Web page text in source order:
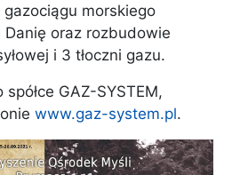
morskiego
Danię oraz rozbudowie
i 3 tłoczni gazu.
GAZ-SYSTEM,
www.gaz-system.pl.